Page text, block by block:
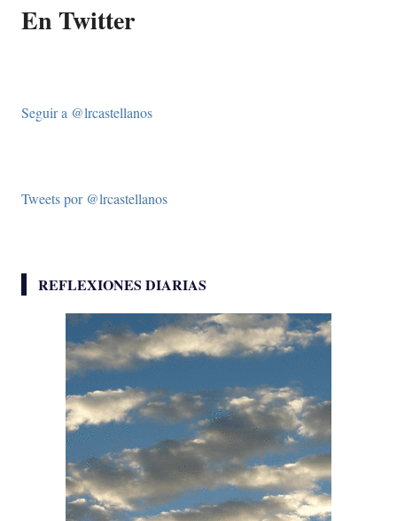
En Twitter
Seguir a @lrcastellanos
Tweets por @lrcastellanos
REFLEXIONES DIARIAS